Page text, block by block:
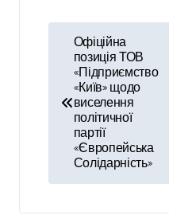
в
Офіційна
позиція ТОВ
«Підприємство
«Київ» щодо
виселення
політичної
партії
«Європейська
Солідарність»